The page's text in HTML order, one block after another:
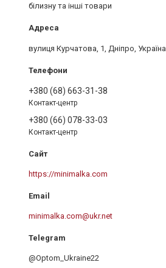
білизну та інші товари
вулиця Курчатова, 1, Дніпро, Україна
+380 (68) 663-31-38
Контакт-центр
+380 (66) 078-33-03
Контакт-центр
https://minimalka.com
minimalka.com@ukr.net
@Optom_Ukraine22